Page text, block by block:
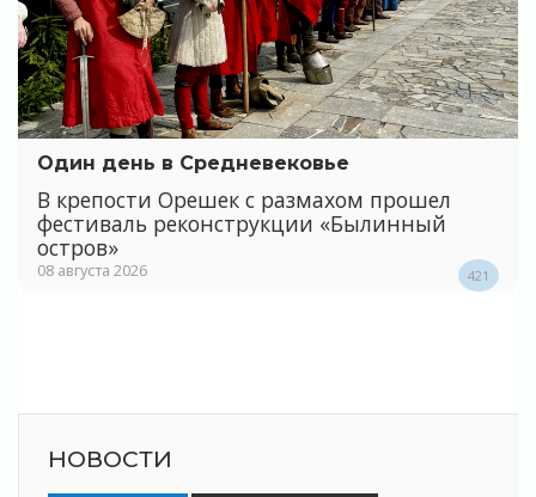
Один день в Средневековье
В крепости Орешек с размахом прошел
фестиваль реконструкции «Былинный
остров»
08 августа 2026 421
НОВОСТИ